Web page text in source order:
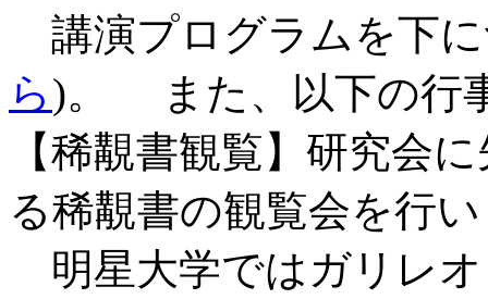
講演プログラムを下
ら)。 また、以下の行
【稀覯書観覧】研究会
る稀覯書の観覧会を行
明星大学ではガリレ